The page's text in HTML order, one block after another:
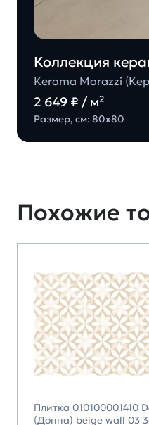
Коллекция
Kerama Marazzi
2 649 ₽ / м²
Размер, см: 80х80
Похожие
Плитка 010100001410
(Донна) beige wall 03